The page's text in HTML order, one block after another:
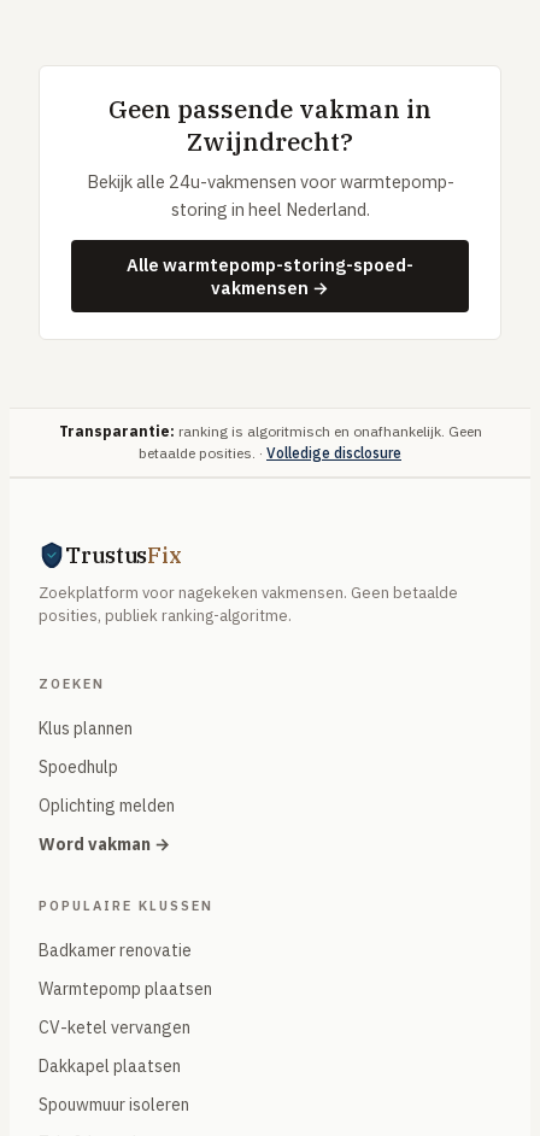
Geen passende vakman in
Zwijndrecht?
Bekijk alle 24u-vakmensen voor warmtepomp-
storing in heel Nederland.
Alle warmtepomp-storing-spoed-
vakmensen →
Transparantie: ranking is algoritmisch en onafhankelijk. Geen
betaalde posities. · Volledige disclosure
TrustusFix
Zoekplatform voor nagekeken vakmensen. Geen betaalde
posities, publiek ranking-algoritme.
ZOEKEN
Klus plannen
Spoedhulp
Oplichting melden
Word vakman →
POPULAIRE KLUSSEN
Badkamer renovatie
Warmtepomp plaatsen
CV-ketel vervangen
Dakkapel plaatsen
Spouwmuur isoleren